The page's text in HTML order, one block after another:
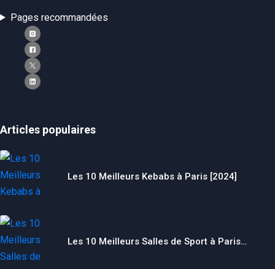
Pages recommandées
Articles populaires
Les 10 Meilleurs Kebabs à Paris [2024]
Les 10 Meilleurs Salles de Sport à Paris…